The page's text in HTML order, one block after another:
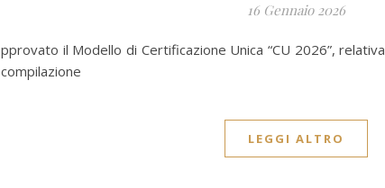
16 Gennaio 2026
pprovato il Modello di Certificazione Unica “CU 2026”,
compilazione
LEGGI ALTRO